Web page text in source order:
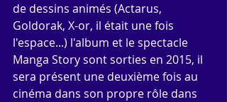
de dessins animés (Actarus,
Goldorak, X-or, il était une fois
l'espace...) l'album et le spectacle
Manga Story sont sorties en 2015, il
sera présent une deuxième fois au
cinéma dans son propre rôle dans